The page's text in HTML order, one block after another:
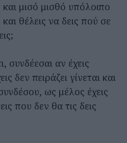
μισό μισθό υπόλοιπο
θέλεις να δεις πού σε
αν έχεις
δεν πειράζει γίνεται και
ως μέλος έχεις
που δεν θα τις δεις